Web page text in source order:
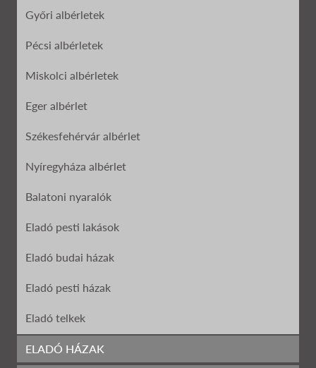
Győri albérletek
Pécsi albérletek
Miskolci albérletek
Eger albérlet
Székesfehérvár albérlet
Nyíregyháza albérlet
Balatoni nyaralók
Eladó pesti lakások
Eladó budai házak
Eladó pesti házak
Eladó telkek
Eladó garázs
ELADÓ HÁZAK